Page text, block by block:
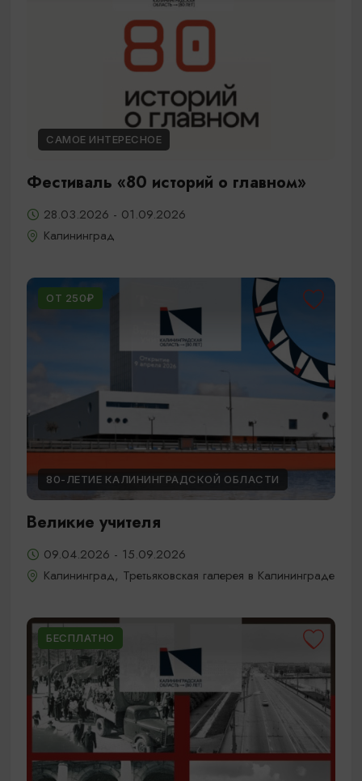
САМОЕ ИНТЕРЕСНОЕ
Фестиваль «80 историй о главном»
28.03.2026 - 01.09.2026
Калининград
ОТ 250₽
80-ЛЕТИЕ КАЛИНИНГРАДСКОЙ ОБЛАСТИ
Великие учителя
09.04.2026 - 15.09.2026
Калининград, Третьяковская галерея в Калининграде
БЕСПЛАТНО